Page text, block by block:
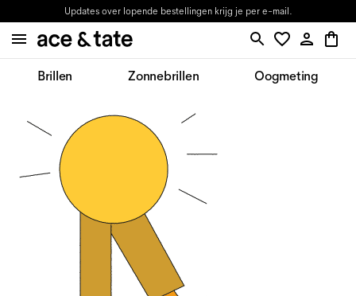
Updates over lopende bestellingen krijg je per e-mail.
Brillen Zonnebrillen Oogmeting